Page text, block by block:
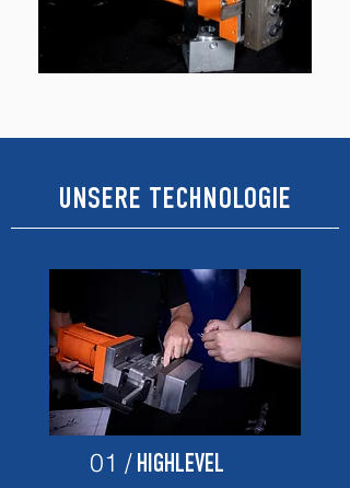
UNSERE TECHNOLOGIE
01 /HIGHLEVEL